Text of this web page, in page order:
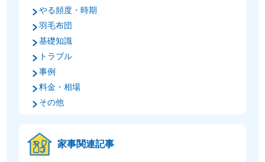
やる頻度・時期
羽毛布団
基礎知識
トラブル
事例
料金・相場
その他
家事関連記事